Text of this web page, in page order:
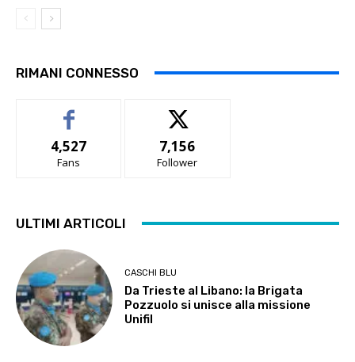
RIMANI CONNESSO
4,527
Fans
7,156
Follower
ULTIMI ARTICOLI
CASCHI BLU
Da Trieste al Libano: la Brigata
Pozzuolo si unisce alla missione
Unifil